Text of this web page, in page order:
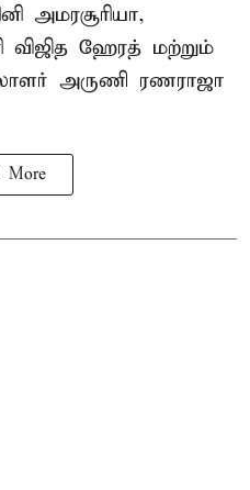
அமரசூரியா,
விஜித ஹேரத் மற்றும்
அருணி ரணராஜா
More